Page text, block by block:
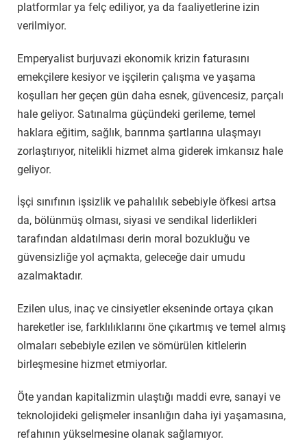
platformlar ya felç ediliyor, ya da faaliyetlerine izin
verilmiyor.
Emperyalist burjuvazi ekonomik krizin faturasını
emekçilere kesiyor ve işçilerin çalışma ve yaşama
koşulları her geçen gün daha esnek, güvencesiz, parçalı
hale geliyor. Satınalma güçündeki gerileme, temel
haklara eğitim, sağlık, barınma şartlarına ulaşmayı
zorlaştırıyor, nitelikli hizmet alma giderek imkansız hale
geliyor.
İşçi sınıfının işsizlik ve pahalılık sebebiyle öfkesi artsa
da, bölünmüş olması, siyasi ve sendikal liderlikleri
tarafından aldatılması derin moral bozukluğu ve
güvensizliğe yol açmakta, geleceğe dair umudu
azalmaktadır.
Ezilen ulus, inaç ve cinsiyetler ekseninde ortaya çıkan
hareketler ise, farklılıklarını öne çıkartmış ve temel almış
olmaları sebebiyle ezilen ve sömürülen kitlelerin
birleşmesine hizmet etmiyorlar.
Öte yandan kapitalizmin ulaştığı maddi evre, sanayi ve
teknolojideki gelişmeler insanlığın daha iyi yaşamasına,
refahının yükselmesine olanak sağlamıyor.